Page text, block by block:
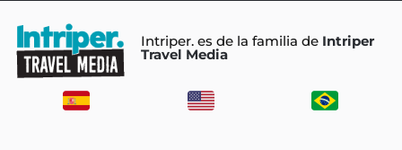
Intriper. es de la familia de Intriper
Travel Media